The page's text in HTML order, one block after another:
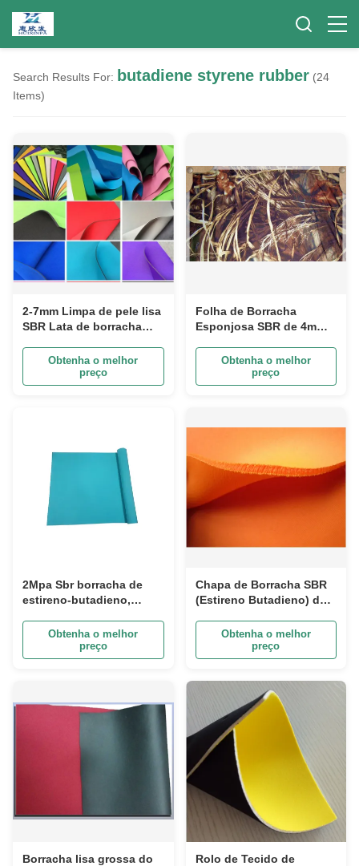
Search Results For: butadiene styrene rubber (24
Items)
2-7mm Limpa de pele lisa
SBR Lata de borracha
estireno para esportes
Obtenha o melhor
preço
Folha de Borracha
Esponjosa SBR de 4mm
Poliéster Dupla Face
Obtenha o melhor
preço
2Mpa Sbr borracha de
estireno-butadieno,
neoprene
Obtenha o melhor
preço
Chapa de Borracha SBR
(Estireno Butadieno) de
Resistência à Abrasão
Obtenha o melhor
preço
Borracha lisa grossa do
Rolo de Tecido de